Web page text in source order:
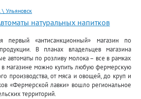
\ Ульяновск
натуральных напитков
первый «антисанкционный» магазин по
В планах владельцев магазина
автоматы по розливу молока – все в рамках
в магазине можно купить любую фермерскую
производства, от мяса и овощей, до круп и
«Фермерской лавки» вошло региональное
территорий.